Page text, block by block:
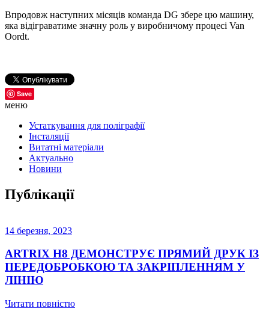
Впродовж наступних місяців команда DG збере цю машину,
яка відіграватиме значну роль у виробничому процесі Van
Oordt.
Save
меню
Устаткування для поліграфії
Інсталяції
Витатні матеріали
Актуально
Новини
Публікації
14 березня, 2023
ARTRIX H8 ДЕМОНСТРУЄ ПРЯМИЙ ДРУК ІЗ
ПЕРЕДОБРОБКОЮ ТА ЗАКРІПЛЕННЯМ У
ЛІНІЮ
Читати повністю